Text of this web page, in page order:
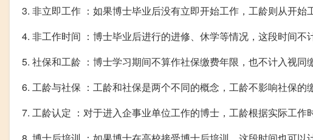
3. 非立即工作 ：如果博士毕业后没有立即开始工作，工龄则从开始
4. 非工作时间 ：博士毕业后进行的进修、休学等情况，这段时间不
5. 社保和工龄 ：博士学习期间不算作社保缴费年限，也不计入视同
6. 工龄与社保 ：工龄和社保是两个不同的概念，工龄不影响社保的
7. 工龄认定 ：对于进入企事业单位工作的博士，工龄根据实际工作